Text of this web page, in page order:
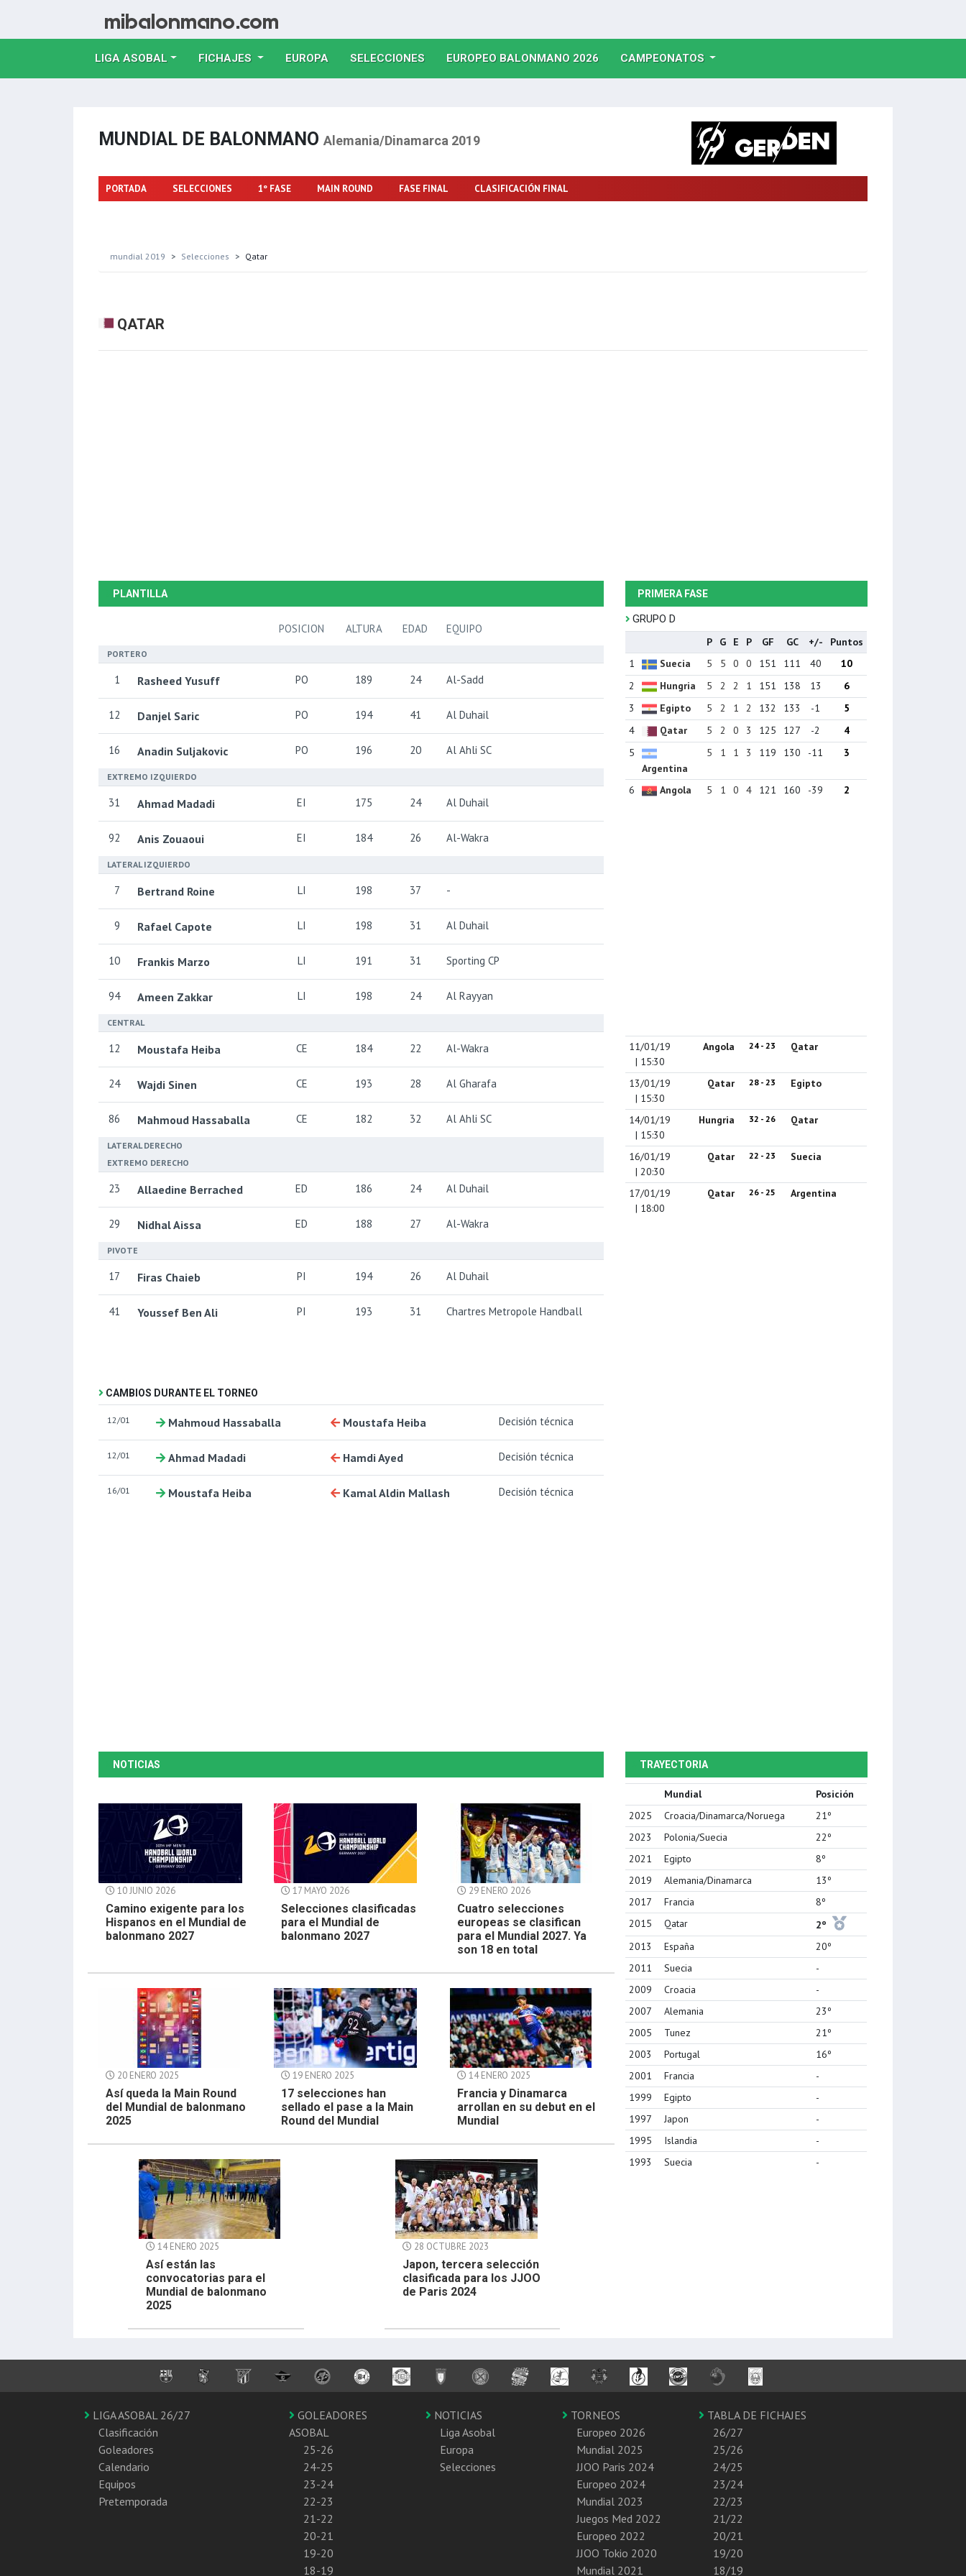
LIGA ASOBAL FICHAJES EUROPA(CURRENT)
SELECCIONES(CURRENT)
EUROPEO BALONMANO 2026(CURRENT)
CAMPEONATOS
MUNDIAL DE BALONMANO Alemania/Dinamarca 2019
PORTADA SELECCIONES 1º FASE MAIN ROUND FASE FINAL CLASIFICACIÓN FINAL
mundial 2019 Selecciones Qatar
QATAR
PLANTILLA
POSICION ALTURA EDAD EQUIPO
PORTERO
1 Rasheed Yusuff PO 189 24 Al-Sadd
12 Danjel Saric PO 194 41 Al Duhail
16 Anadin Suljakovic PO 196 20 Al Ahli SC
EXTREMO IZQUIERDO
31 Ahmad Madadi EI 175 24 Al Duhail
92 Anis Zouaoui EI 184 26 Al-Wakra
LATERAL IZQUIERDO
7 Bertrand Roine LI 198 37 -
9 Rafael Capote LI 198 31 Al Duhail
10 Frankis Marzo LI 191 31 Sporting CP
94 Ameen Zakkar LI 198 24 Al Rayyan
CENTRAL
12 Moustafa Heiba CE 184 22 Al-Wakra
24 Wajdi Sinen CE 193 28 Al Gharafa
86 Mahmoud Hassaballa CE 182 32 Al Ahli SC
LATERAL DERECHO
EXTREMO DERECHO
23 Allaedine Berrached ED 186 24 Al Duhail
29 Nidhal Aissa ED 188 27 Al-Wakra
PIVOTE
17 Firas Chaieb PI 194 26 Al Duhail
41 Youssef Ben Ali PI 193 31 Chartres Metropole Handball
CAMBIOS DURANTE EL TORNEO
12/01 Mahmoud Hassaballa Moustafa Heiba Decisión técnica
12/01 Ahmad Madadi Hamdi Ayed Decisión técnica
16/01 Moustafa Heiba Kamal Aldin Mallash Decisión técnica
PRIMERA FASE
GRUPO D
P
G E P GF GC +/-
Puntos
1
Suecia 5 5 0 0 151 111 40
10
2
Hungria 5 2 2 1 151 138 13
6
3
Egipto 5 2 1 2 132 133 -1
5
4
Qatar 5 2 0 3 125 127 -2
4
5
Argentina
5 1 1 3 119 130 -11 3
6 Angola 5 1 0 4 121 160 -39 2
11/01/19
| 15:30
Angola 24 - 23 Qatar
13/01/19
| 15:30
Qatar 28 - 23 Egipto
14/01/19
| 15:30
Hungria 32 - 26 Qatar
16/01/19
| 20:30
Qatar 22 - 23 Suecia
17/01/19
| 18:00
Qatar 26 - 25 Argentina
NOTICIAS
10 JUNIO 2026
Camino exigente para los
Hispanos en el Mundial de
balonmano 2027
17 MAYO 2026
Selecciones clasificadas
para el Mundial de
balonmano 2027
29 ENERO 2026
Cuatro selecciones
europeas se clasifican
para el Mundial 2027. Ya
son 18 en total
20 ENERO 2025
Así queda la Main Round
del Mundial de balonmano
2025
19 ENERO 2025
17 selecciones han
sellado el pase a la Main
Round del Mundial
14 ENERO 2025
Francia y Dinamarca
arrollan en su debut en el
Mundial
14 ENERO 2025
Así están las
convocatorias para el
Mundial de balonmano
2025
28 OCTUBRE 2023
Japon, tercera selección
clasificada para los JJOO
de Paris 2024
TRAYECTORIA
Mundial
Posición
2025
Croacia/Dinamarca/Noruega
21º
2023
Polonia/Suecia
22º
2021
Egipto
8º
2019
Alemania/Dinamarca
13º
2017
Francia
8º
2015
Qatar
2º
2013
España
20º
2011
Suecia
-
2009
Croacia
-
2007
Alemania
23º
2005
Tunez
21º
2003
Portugal
16º
2001
Francia
-
1999
Egipto
-
1997
Japon
-
1995
Islandia
-
1993
Suecia -
LIGA ASOBAL 26/27
Clasificación
Goleadores
Calendario
Equipos
Pretemporada
GOLEADORES
ASOBAL
25-26
24-25
23-24
22-23
21-22
20-21
19-20
18-19
NOTICIAS
Liga Asobal
Europa
Selecciones
TORNEOS
Europeo 2026
Mundial 2025
JJOO Paris 2024
Europeo 2024
Mundial 2023
Juegos Med 2022
Europeo 2022
JJOO Tokio 2020
Mundial 2021
TABLA DE FICHAJES
26/27
25/26
24/25
23/24
22/23
21/22
20/21
19/20
18/19